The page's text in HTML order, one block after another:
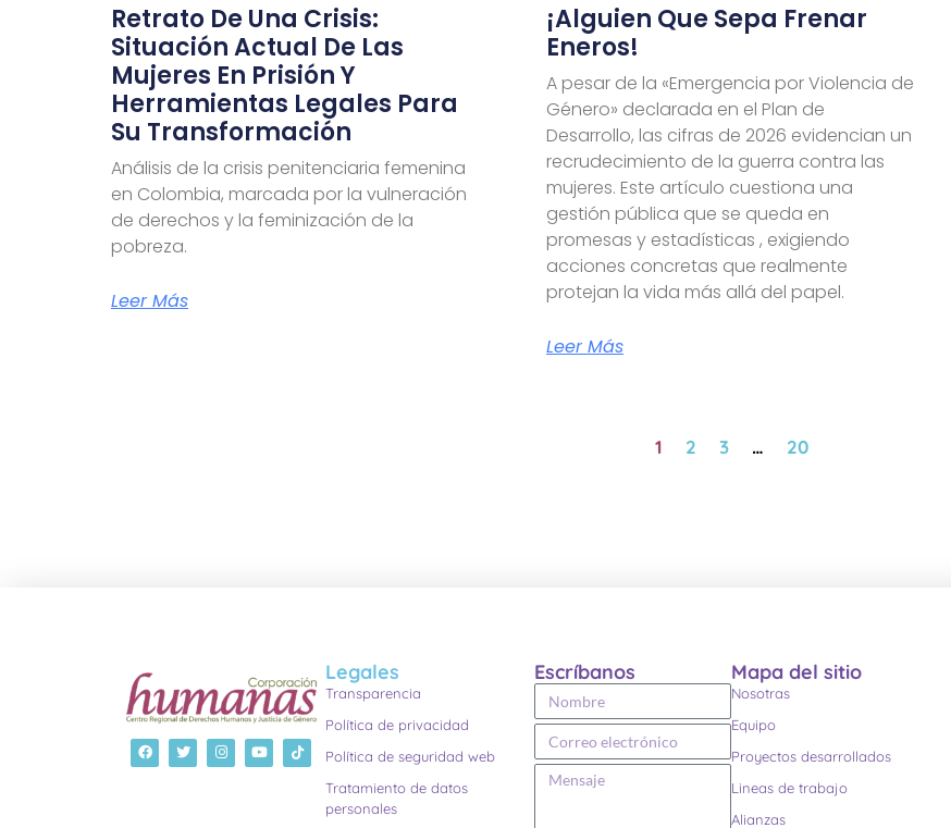
Retrato De Una Crisis:
Situación Actual De Las
Mujeres En Prisión Y
Herramientas Legales Para
Su Transformación
Análisis de la crisis penitenciaria femenina
en Colombia, marcada por la vulneración
de derechos y la feminización de la
pobreza.
Leer Más
¡Alguien Que Sepa Frenar
Eneros!
A pesar de la «Emergencia por Violencia de
Género» declarada en el Plan de
Desarrollo, las cifras de 2026 evidencian un
recrudecimiento de la guerra contra las
mujeres. Este artículo cuestiona una
gestión pública que se queda en
promesas y estadísticas , exigiendo
acciones concretas que realmente
protejan la vida más allá del papel.
Leer Más
1 2 3 … 20
Legales
Transparencia
Política de privacidad
Política de seguridad web
Tratamiento de datos
personales
Escríbanos Mapa del sitio
Nosotras
Equipo
Proyectos desarrollados
Lineas de trabajo
Alianzas